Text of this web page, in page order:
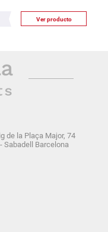
Ver producto
de la Plaça Major, 74
Sabadell Barcelona